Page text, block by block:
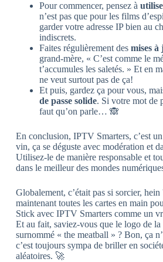
Pour commencer, pensez à
n’est pas que pour les films
garder votre adresse IP bien au
indiscrets.
Faites régulièrement des mises à
grand-mère, « C’est comme le
t’accumules les saletés. » Et en
ne veut surtout pas de ça!
Et puis, gardez ça pour vous,
de passe solide. Si votre mot de
faut qu’on parle… 🙈
En conclusion, IPTV Smarters, c’est
vin, ça se déguste avec modération et
Utilisez-le de manière responsable et
dans le meilleur des mondes
Globalement, c’était pas si sorcier, hein
maintenant toutes les cartes en main
Stick avec IPTV Smarters comme un
Et au fait, saviez-vous que le logo de
surnommé « the meatball » ? Bon, ça
c’est toujours sympa de briller en
aléatoires. 🚀